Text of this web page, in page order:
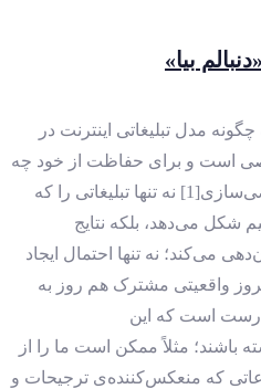
مدل تبلیغاتی اینترنت در
است و برای حفاظت از خود چه
می‌توانید بکنید. از آن‌جا که شخصی‌سازی[1] نه تنها تبلیغاتی را که
شکل می‌دهد، بلکه نتایج
می‌کند؛ نه تنها احتمال ایجاد
واقعیتی مشترک هم روز به
است که این
باشند؛ مثلاً ممکن است ما را از
که منعکس‌کننده‌ی ترجیحات و